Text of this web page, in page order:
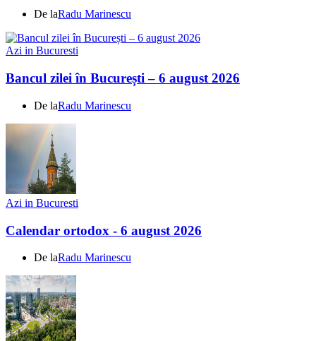
De laRadu Marinescu
Azi in Bucuresti
Bancul zilei în București – 6 august 2026
De laRadu Marinescu
Azi in Bucuresti
Calendar ortodox - 6 august 2026
De laRadu Marinescu